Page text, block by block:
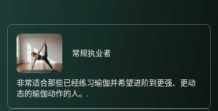
常规执业者
非常适合那些已经练习瑜伽并希望进阶到更强、更动
态的瑜伽动作的人。.